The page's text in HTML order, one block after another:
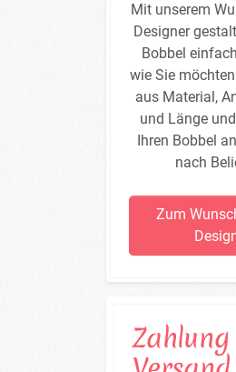
Mit unserem
Designer
Bobbel
wie Sie
aus Material,
und Länge
Ihren Bobbel
nach
Zum
Zahlung